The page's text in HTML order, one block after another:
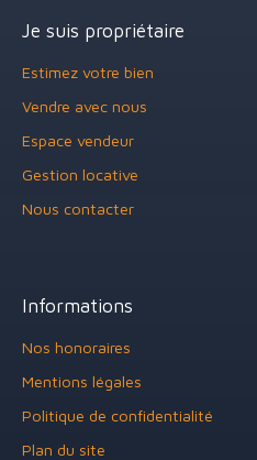
Je suis propriétaire
Estimez votre bien
Vendre avec nous
Espace vendeur
Gestion locative
Nous contacter
Informations
Nos honoraires
Mentions légales
Politique de confidentialité
Plan du site